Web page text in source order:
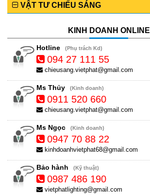
VẬT TƯ CHIẾU SÁNG
KINH DOANH ONLINE
Hotline (Phụ trách Kd)
094 27 111 55
chieusang.vietphat@gmail.com
Ms Thủy (Kinh doanh)
0911 520 660
chieusang.vietphat@gmail.com
Ms Ngọc (Kinh doanh)
0947 70 88 22
kinhdoanhvietphat68@gmail.com
Bảo hành (Kỹ thuật)
0987 486 190
vietphatlighting@gmail.com